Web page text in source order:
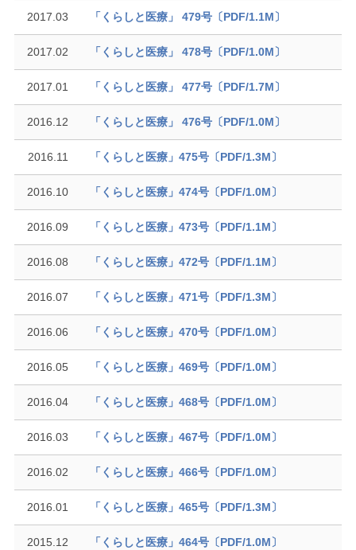
2017.03 「くらしと医療」 479号〔PDF/1.1M〕
2017.02 「くらしと医療」 478号〔PDF/1.0M〕
2017.01 「くらしと医療」 477号〔PDF/1.7M〕
2016.12 「くらしと医療」 476号〔PDF/1.0M〕
2016.11 「くらしと医療」475号〔PDF/1.3M〕
2016.10 「くらしと医療」474号〔PDF/1.0M〕
2016.09 「くらしと医療」473号〔PDF/1.1M〕
2016.08 「くらしと医療」472号〔PDF/1.1M〕
2016.07 「くらしと医療」471号〔PDF/1.3M〕
2016.06 「くらしと医療」470号〔PDF/1.0M〕
2016.05 「くらしと医療」469号〔PDF/1.0M〕
2016.04 「くらしと医療」468号〔PDF/1.0M〕
2016.03 「くらしと医療」467号〔PDF/1.0M〕
2016.02 「くらしと医療」466号〔PDF/1.0M〕
2016.01 「くらしと医療」465号〔PDF/1.3M〕
2015.12 「くらしと医療」464号〔PDF/1.0M〕